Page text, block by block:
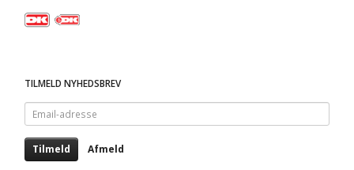
TILMELD NYHEDSBREV
Email-
adresse
Tilmeld Afmeld